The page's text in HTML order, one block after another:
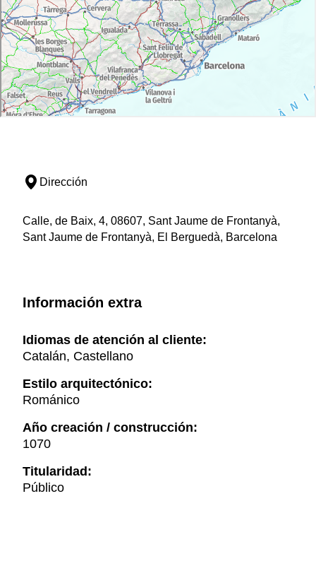
Dirección
Calle, de Baix, 4, 08607, Sant Jaume de Frontanyà,
Sant Jaume de Frontanyà, El Berguedà, Barcelona
Información extra
Idiomas de atención al cliente:
Catalán, Castellano
Estilo arquitectónico:
Románico
Año creación / construcción:
1070
Titularidad:
Público